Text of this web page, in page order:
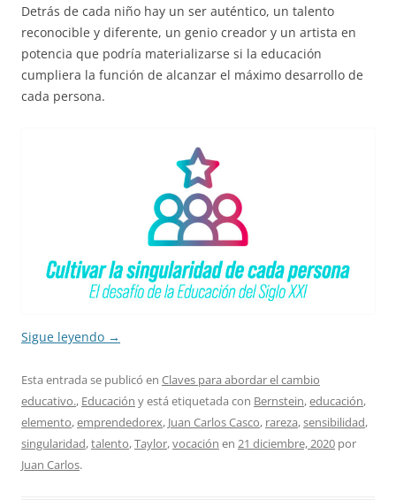
Detrás de cada niño hay un ser auténtico, un talento
reconocible y diferente, un genio creador y un artista en
potencia que podría materializarse si la educación
cumpliera la función de alcanzar el máximo desarrollo de
cada persona.
Sigue leyendo →
Esta entrada se publicó en Claves para abordar el cambio
educativo., Educación y está etiquetada con Bernstein,educación,
elemento,emprendedorex, Juan Carlos Casco, rareza,sensibilidad,
singularidad,talento,Taylor,vocación en 21 diciembre, 2020 por
Juan Carlos.